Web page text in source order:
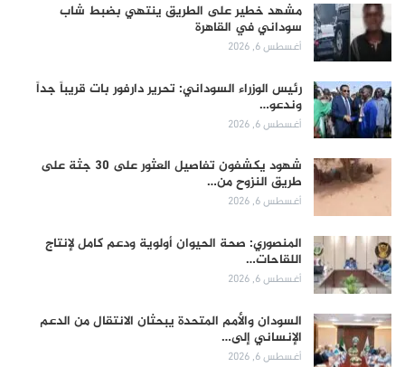
مشهد خطير على الطريق ينتهي بضبط شاب
سوداني في القاهرة
أغسطس 6, 2026
رئيس الوزراء السوداني: تحرير دارفور بات قريباً جداً
وندعو…
أغسطس 6, 2026
شهود يكشفون تفاصيل العثور على 30 جثة على
طريق النزوح من…
أغسطس 6, 2026
المنصوري: صحة الحيوان أولوية ودعم كامل لإنتاج
اللقاحات…
أغسطس 6, 2026
السودان والأمم المتحدة يبحثان الانتقال من الدعم
الإنساني إلى…
أغسطس 6, 2026